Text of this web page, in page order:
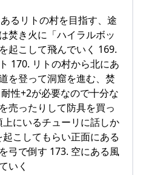
るリトの村を目指す、途
焚き火に「ハイラルボッ
起こして飛んでいく 169.
170. リトの村から北にあ
を登って洞窟を進む、焚
性+2が必要なので十分な
売ったりして防具を買っ
にいるチューリに話しか
こしてもらい正面にある
弓で倒す 173. 空にある風
いく